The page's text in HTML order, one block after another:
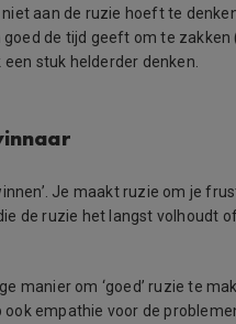
aan de ruzie hoeft te
de tijd geeft om te zakken
stuk helderder denken.
Je maakt ruzie om je
de ruzie het langst volhoudt
manier om ‘goed’ ruzie te
empathie voor de